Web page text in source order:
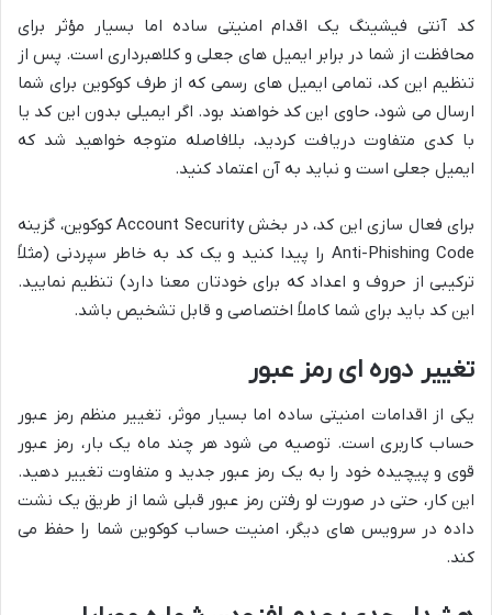
کد آنتی فیشینگ یک اقدام امنیتی ساده اما بسیار مؤثر برای
محافظت از شما در برابر ایمیل های جعلی و کلاهبرداری است. پس از
تنظیم این کد، تمامی ایمیل های رسمی که از طرف کوکوین برای شما
ارسال می شود، حاوی این کد خواهند بود. اگر ایمیلی بدون این کد یا
با کدی متفاوت دریافت کردید، بلافاصله متوجه خواهید شد که
ایمیل جعلی است و نباید به آن اعتماد کنید.
برای فعال سازی این کد، در بخش Account Security کوکوین، گزینه
Anti-Phishing Code را پیدا کنید و یک کد به خاطر سپردنی (مثلاً
ترکیبی از حروف و اعداد که برای خودتان معنا دارد) تنظیم نمایید.
این کد باید برای شما کاملاً اختصاصی و قابل تشخیص باشد.
تغییر دوره ای رمز عبور
یکی از اقدامات امنیتی ساده اما بسیار موثر، تغییر منظم رمز عبور
حساب کاربری است. توصیه می شود هر چند ماه یک بار، رمز عبور
قوی و پیچیده خود را به یک رمز عبور جدید و متفاوت تغییر دهید.
این کار، حتی در صورت لو رفتن رمز عبور قبلی شما از طریق یک نشت
داده در سرویس های دیگر، امنیت حساب کوکوین شما را حفظ می
کند.